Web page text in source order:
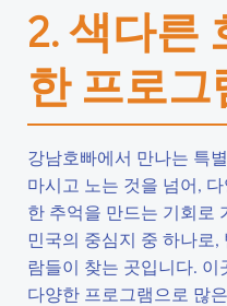
2. 색다른
한 프로그
강남호빠에서 만나는 특
마시고 노는 것을 넘어,
한 추억을 만드는 기회로
민국의 중심지 중 하나로
람들이 찾는 곳입니다.
다양한 프로그램으로 많